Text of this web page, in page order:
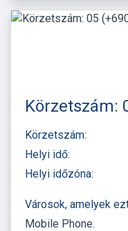
Körzetszám:
Körzetszám:
Helyi idő:
Helyi időzóna:
Városok, amelyek
Mobile Phone